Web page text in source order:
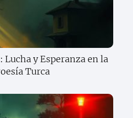
y Esperanza en la
Turca